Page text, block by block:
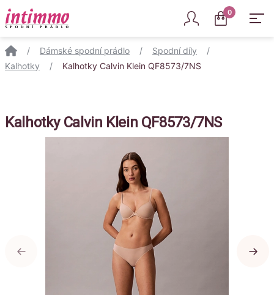
Intimmo 0
/ Dámské spodní prádlo / Spodní díly
/
Kalhotky
/ Kalhotky Calvin Klein QF8573/7NS
Kalhotky Calvin Klein QF8573/7NS